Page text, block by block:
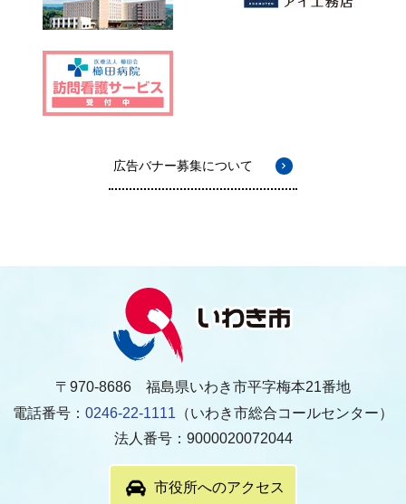
広告バナー募集について
〒970-8686 福島県いわき市平字梅本21番地
電話番号： 0246-22-1111 （いわき市総合コールセンター）
法人番号：9000020072044
市役所へのアクセス